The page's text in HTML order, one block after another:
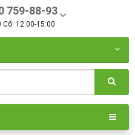
759-88-93
Сб: 12:00-15:00